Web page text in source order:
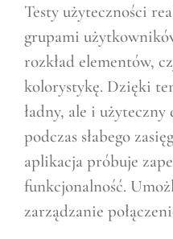
Testy użyteczności
grupami
rozkład elementów,
kolorystykę. Dzięki
ładny, ale i
podczas słabego
aplikacja próbuje
funkcjonalność.
zarządzanie